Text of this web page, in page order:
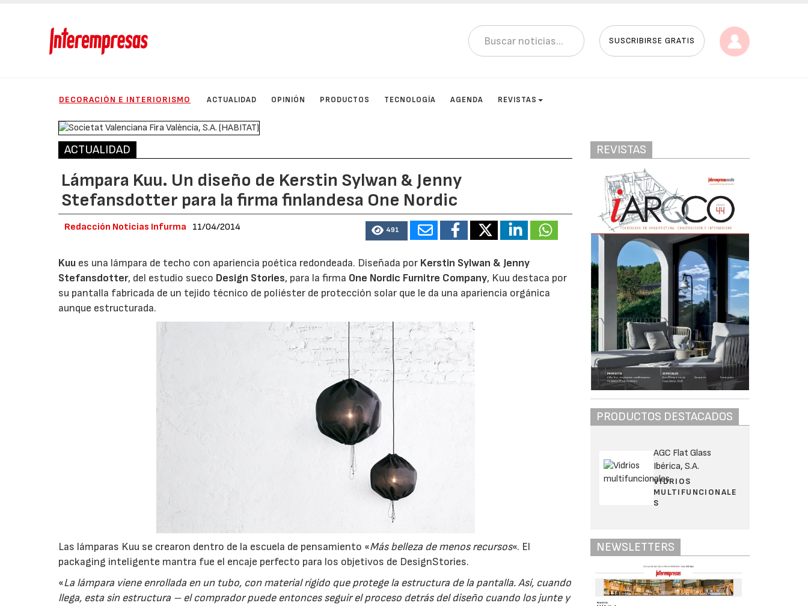
SUSCRIBIRSE GRATIS
DECORACIÓN E INTERIORISMO ACTUALIDAD OPINIÓN PRODUCTOS TECNOLOGÍA AGENDA REVISTAS
ACTUALIDAD
Lámpara Kuu. Un diseño de Kerstin Sylwan & Jenny
Stefansdotter para la firma finlandesa One Nordic
Redacción Noticias Infurma 11/04/2014 491
Kuu es una lámpara de techo con apariencia poética redondeada. Diseñada por Kerstin Sylwan & Jenny
Stefansdotter, del estudio sueco Design Stories, para la firma One Nordic Furnitre Company, Kuu destaca por
su pantalla fabricada de un tejido técnico de poliéster de protección solar que le da una apariencia orgánica
aunque estructurada.
Las lámparas Kuu se crearon dentro de la escuela de pensamiento «Más belleza de menos recursos«. El
packaging inteligente mantra fue el encaje perfecto para los objetivos de DesignStories.
«La lámpara viene enrollada en un tubo, con material rígido que protege la estructura de la pantalla. Así, cuando
llega, esta sin estructura – el comprador puede entonces seguir el proceso detrás del diseño cuando los junte y
REVISTAS
PRODUCTOS DESTACADOS
AGC Flat Glass
Ibérica, S.A.
VIDRIOS
MULTIFUNCIONALE
S
NEWSLETTERS